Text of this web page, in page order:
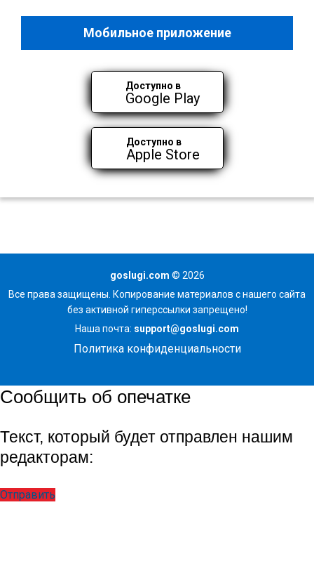
Мобильное приложение
Доступно в
Google Play
Доступно в
Apple Store
goslugi.com © 2026
Все права защищены. Копирование материалов с нашего сайта
без активной гиперссылки запрещено!
Наша почта: support@goslugi.com
Политика конфиденциальности
Сообщить об опечатке
Текст, который будет отправлен нашим
редакторам:
Отправить